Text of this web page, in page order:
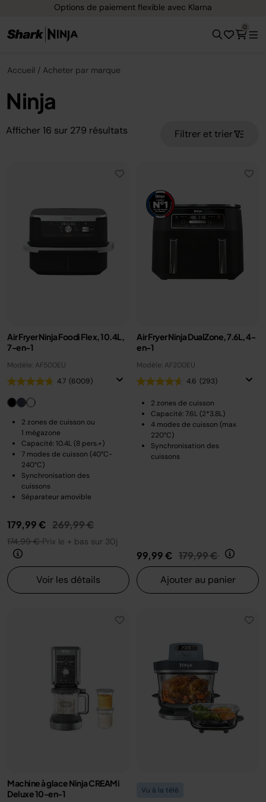
Options de paiement flexible avec Klarna
0
Accueil Acheter par marque
Ninja
Afficher 16 sur 279 résultats Filtrer et trier
Air Fryer Ninja Foodi Flex, 10.4L,
7-en-1
Modèle: AF500EU
4.7 (6009)
2 zones de cuisson ou
1 mégazone
Capacité: 10.4L (8 pers.+)
7 modes de cuisson (40°C-
240°C)
Synchronisation des
cuissons
Séparateur amovible
179,99 € Prix réduit de
269,99 €au
174,99 €Prix le + bas sur 30j
Voir les détails
Air Fryer Ninja DualZone, 7.6L, 4-
en-1
Modèle: AF200EU
4.6 (293)
2 zones de cuisson
Capacité: 7.6L (2*3.8L)
4 modes de cuisson (max
220°C)
Synchronisation des
cuissons
99,99 € Prix réduit de
179,99 € au
Ajouter au panier
Machine à glace Ninja CREAMi
Deluxe 10-en-1
Vu à la télé